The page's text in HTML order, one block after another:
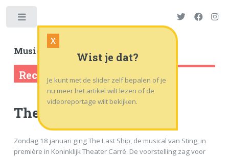
Musicalworld .nl | .tv
X
Wist je dat?
Je kunt met de slider zelf bepalen of je
nu meer het artikel wilt lezen of de
videoreportage wilt bekijken.
Recensie
The Last Ship ⭐⭐⭐⭐
Zondag 18 januari ging The Last Ship, de musical van Sting, in
première in Koninklijk Theater Carré. De voorstelling zag voor